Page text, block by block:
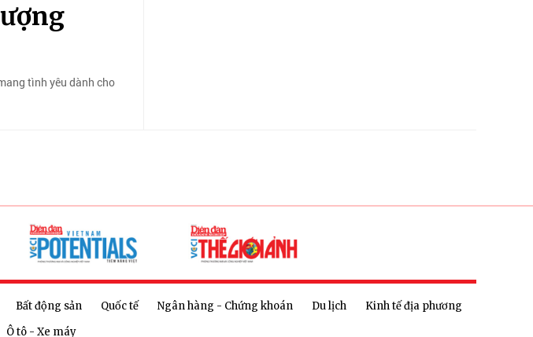
tình yêu dành cho
Bất động sản Quốc tế Ngân hàng - Chứng khoán Du lịch
Kinh tế địa phương
Ô tô - Xe máy